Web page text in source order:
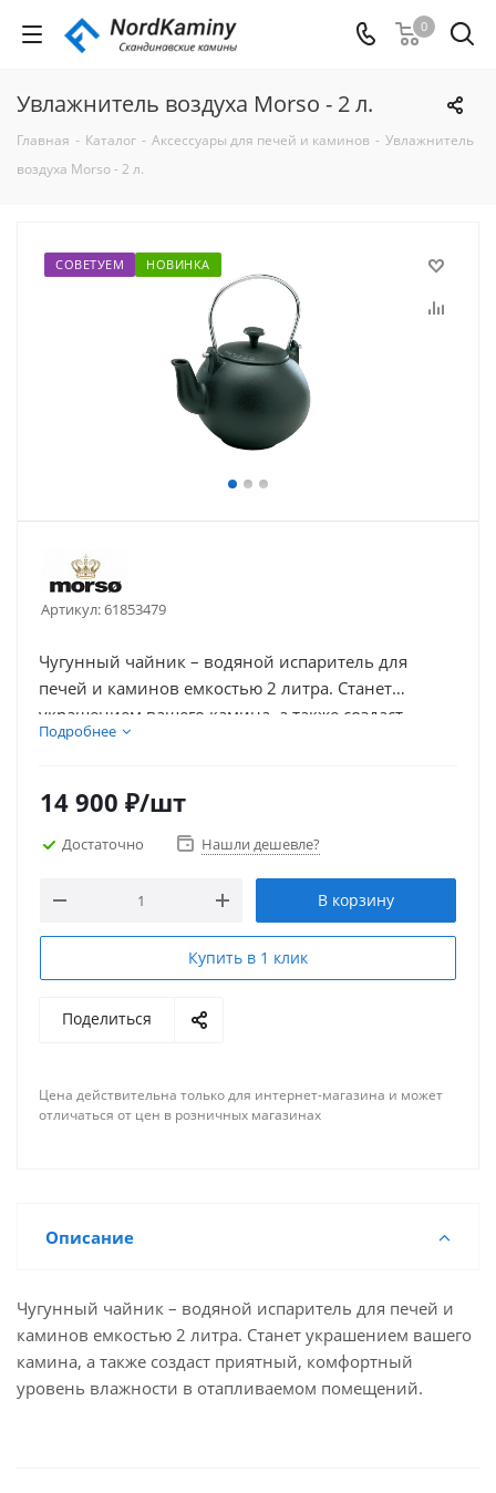
0
Увлажнитель воздуха Morso - 2 л.
Главная - Каталог - Аксессуары для печей и каминов - Увлажнитель
воздуха Morso - 2 л.
СОВЕТУЕМ НОВИНКА
Артикул:61853479
Чугунный чайник – водяной испаритель для
печей и каминов емкостью 2 литра. Станет
украшением вашего камина, а также создаст
приятный, комфортный уровень влажности в
Подробнее
14 900 ₽/шт
Достаточно Нашли дешевле?
В корзину
Купить в 1 клик
Поделиться
Цена действительна только для интернет-магазина и может
отличаться от цен в розничных магазинах
Описание
Чугунный чайник – водяной испаритель для печей и
каминов емкостью 2 литра. Станет украшением вашего
камина, а также создаст приятный, комфортный
уровень влажности в отапливаемом помещений.